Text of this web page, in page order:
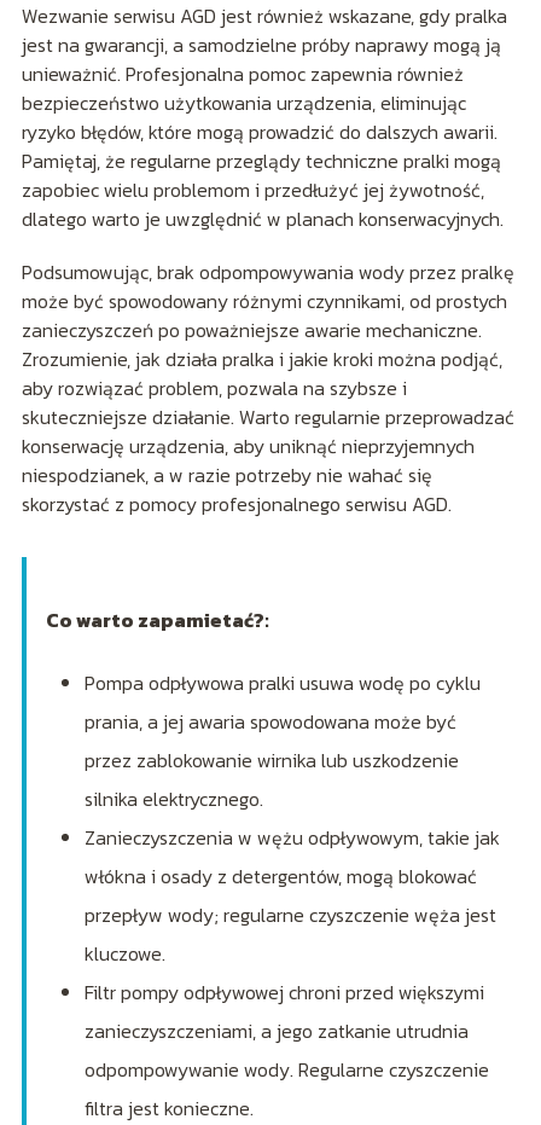
Wezwanie serwisu AGD jest również wskazane, gdy pralka
jest na gwarancji, a samodzielne próby naprawy mogą ją
unieważnić. Profesjonalna pomoc zapewnia również
bezpieczeństwo użytkowania urządzenia, eliminując
ryzyko błędów, które mogą prowadzić do dalszych awarii.
Pamiętaj, że regularne przeglądy techniczne pralki mogą
zapobiec wielu problemom i przedłużyć jej żywotność,
dlatego warto je uwzględnić w planach konserwacyjnych.
Podsumowując, brak odpompowywania wody przez pralkę
może być spowodowany różnymi czynnikami, od prostych
zanieczyszczeń po poważniejsze awarie mechaniczne.
Zrozumienie, jak działa pralka i jakie kroki można podjąć,
aby rozwiązać problem, pozwala na szybsze i
skuteczniejsze działanie. Warto regularnie przeprowadzać
konserwację urządzenia, aby uniknąć nieprzyjemnych
niespodzianek, a w razie potrzeby nie wahać się
skorzystać z pomocy profesjonalnego serwisu AGD.
Co warto zapamietać?:
Pompa odpływowa pralki usuwa wodę po cyklu
prania, a jej awaria spowodowana może być
przez zablokowanie wirnika lub uszkodzenie
silnika elektrycznego.
Zanieczyszczenia w wężu odpływowym, takie jak
włókna i osady z detergentów, mogą blokować
przepływ wody; regularne czyszczenie węża jest
kluczowe.
Filtr pompy odpływowej chroni przed większymi
zanieczyszczeniami, a jego zatkanie utrudnia
odpompowywanie wody. Regularne czyszczenie
filtra jest konieczne.